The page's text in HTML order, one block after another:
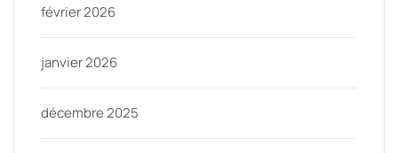
février 2026
janvier 2026
décembre 2025